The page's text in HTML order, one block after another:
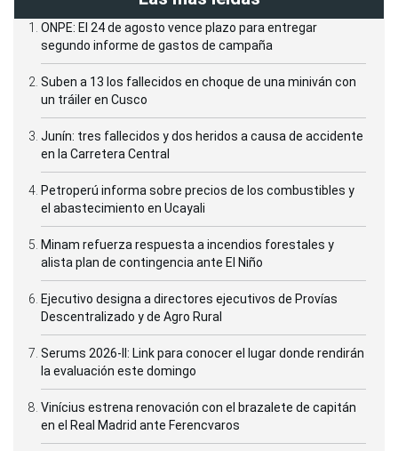
ONPE: El 24 de agosto vence plazo para entregar
segundo informe de gastos de campaña
Suben a 13 los fallecidos en choque de una miniván con
un tráiler en Cusco
Junín: tres fallecidos y dos heridos a causa de accidente
en la Carretera Central
Petroperú informa sobre precios de los combustibles y
el abastecimiento en Ucayali
Minam refuerza respuesta a incendios forestales y
alista plan de contingencia ante El Niño
Ejecutivo designa a directores ejecutivos de Provías
Descentralizado y de Agro Rural
Serums 2026-II: Link para conocer el lugar donde rendirán
la evaluación este domingo
Vinícius estrena renovación con el brazalete de capitán
en el Real Madrid ante Ferencvaros